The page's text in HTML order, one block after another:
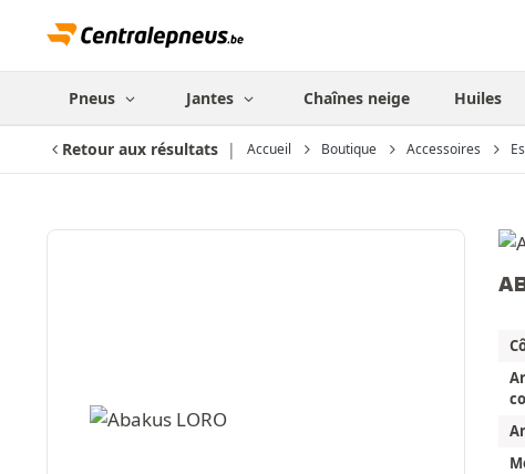
Pneus Jantes Chaînes neige Huiles
Retour aux résultats Accueil Boutique Accessoires